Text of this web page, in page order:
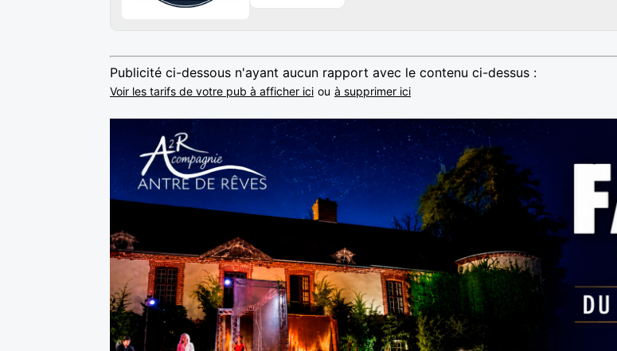
Publicité ci-dessous n'ayant aucun rapport avec le contenu ci-dessus :
Voir les tarifs de votre pub à afficher ici ou à supprimer ici